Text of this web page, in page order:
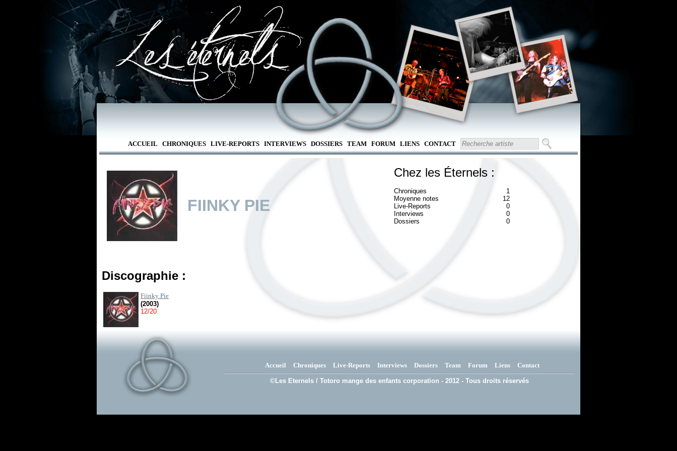
ACCUEIL CHRONIQUES LIVE-REPORTS INTERVIEWS DOSSIERS TEAM FORUM LIENS CONTACT
FIINKY PIE
Chez les Éternels :
Chroniques
1
Moyenne notes
12
Live-Reports
0
Interviews
0
Dossiers
0
Discographie :
Fiinky Pie
(2003)
12/20
Accueil Chroniques Live-Reports Interviews Dossiers Team Forum Liens Contact
©Les Eternels / Totoro mange des enfants corporation - 2012 - Tous droits réservés